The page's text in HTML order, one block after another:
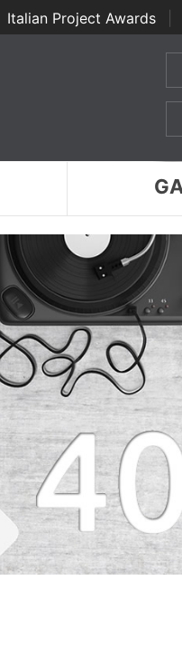
Italian Project Awards